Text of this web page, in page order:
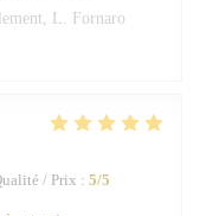
L. Fornaro
/ Prix : 5/5